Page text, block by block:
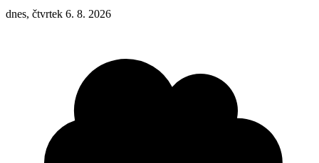
dnes, čtvrtek 6. 8. 2026